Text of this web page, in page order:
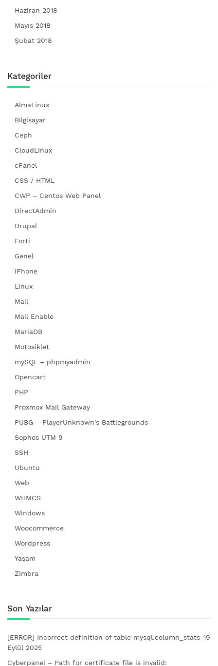
Haziran 2018
Mayıs 2018
Şubat 2018
Kategoriler
AlmaLinux
Bilgisayar
Ceph
CloudLinux
cPanel
CSS / HTML
CWP – Centos Web Panel
DirectAdmin
Drupal
Forti
Genel
iPhone
Linux
Mail
Mail Enable
MariaDB
Motosiklet
mySQL – phpmyadmin
Opencart
PHP
Proxmox Mail Gateway
PUBG – PlayerUnknown's Battlegrounds
Sophos UTM 9
SSH
Ubuntu
Web
WHMCS
Windows
Woocommerce
Wordpress
Yaşam
Zimbra
Son Yazılar
[ERROR] Incorrect definition of table mysql.column_stats 19
Eylül 2025
Cyberpanel – Path for certificate file is invalid: